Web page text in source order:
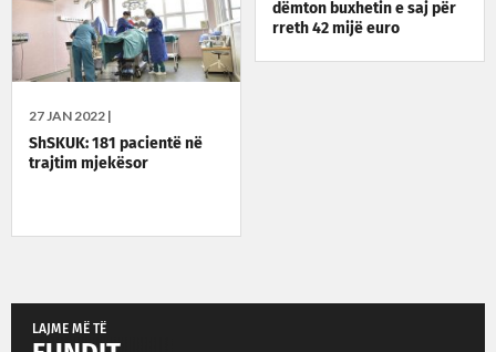
dëmton buxhetin e saj për
rreth 42 mijë euro
27 JAN 2022 |
ShSKUK: 181 pacientë në
trajtim mjekësor
LAJME MË TË